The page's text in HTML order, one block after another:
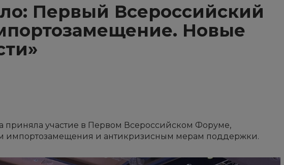
Первый Всероссийский
Новые
приняла участие в Первом Всероссийском Форуме,
импортозамещения и антикризисным мерам поддержки.